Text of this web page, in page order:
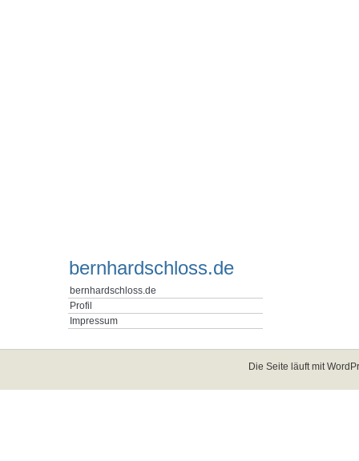
bernhardschloss.de
bernhardschloss.de
Profil
Impressum
Die Seite läuft mit